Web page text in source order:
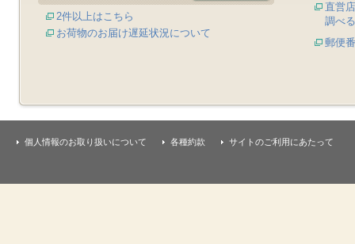
2件以上はこちら
お荷物のお届け遅延状況について
直営
調べる
郵便
個人情報のお取り扱いについて 各種約款 サイトのご利用にあたって